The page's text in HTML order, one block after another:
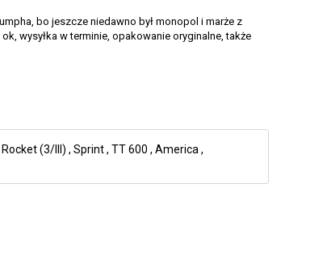
bo jeszcze niedawno był monopol i marże z
wysyłka w terminie, opakowanie oryginalne, także
Rocket (3/III) , Sprint, TT 600 , America ,